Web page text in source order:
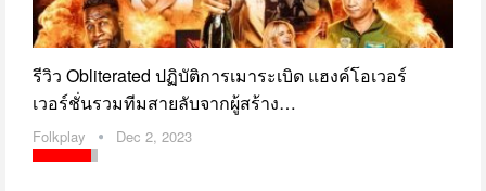
รีวิว Obliterated ปฏิบัติการเมาระเบิด แฮงค์โอเวอร์
เวอร์ชั่นรวมทีมสายลับจากผู้สร้าง…
Folkplay Dec 2, 2023